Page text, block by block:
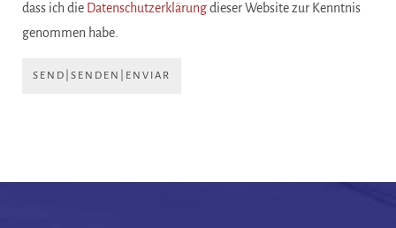
dass ich die Datenschutzerklärungdieser Website zur Kenntnis
genommen habe.
SEND|SENDEN|ENVIAR